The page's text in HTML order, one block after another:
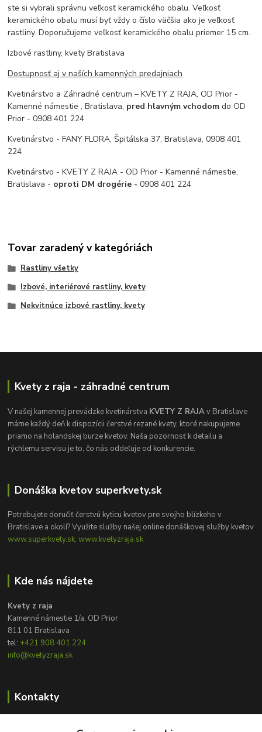
ste si vybrali správnu veľkosť keramického obalu. Veľkosť
keramického obalu musí byť vždy o číslo väčšia ako je veľkosť
rastliny. Doporučujeme veľkosť keramického obalu priemer 15 cm.
Izbové rastliny, kvety Bratislava
Dostupnosť aj v naších kamenných predajniach
Kvetinárstvo a Záhradné centrum – KVETY Z RAJA, OD Prior -
Kamenné námestie , Bratislava, pred hlavným vchodom do OD
Prior - 0908 401 224
Kvetinárstvo - FANY FLORA, Špitálska 37, Bratislava, 0908 401
224
Kvetinárstvo - KVETY Z RAJA - OD Prior - Kamenné námestie,
Bratislava - oproti DM drogérie -0908 401 224
Tovar zaradený v kategóriách
Rastliny všetky
Izbové, interiérové rastliny, kvety
Nekvitnúce izbové rastliny, kvety
Kvety z raja - záhradné centrum
V našej kamennej prevádzke kvetinárstva KVETY Z RAJAv Bratislave
máme každý deň k dispozícii čerstvé rezané kvety, ktoré nakupujeme
priamo na holandskej burze kvetov. Naša pozornosť k detailu a
rýchlemu servisu je to, čo nás oddeľuje od konkurencie.
Donáška kvetov superkvety.sk
Potrebujete doručiť čerstvú kyticu kvetov pre svojho blízkeho v
Bratislave a okolí? Využite služby našej online donáškovej služby kvetov
www.superkvety.sk, www.kvetyzraja.sk
Kde nás nájdete
Kvety z raja
Kamenné námestie 1/a, OD Prior
811 01 Bratislava
tel: +421 908 401 224
info@kvetyzraja.sk
Kontakty